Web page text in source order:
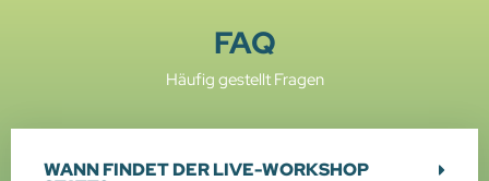
FAQ
Häufig gestellt Fragen
WANN FINDET DER LIVE-WORKSHOP